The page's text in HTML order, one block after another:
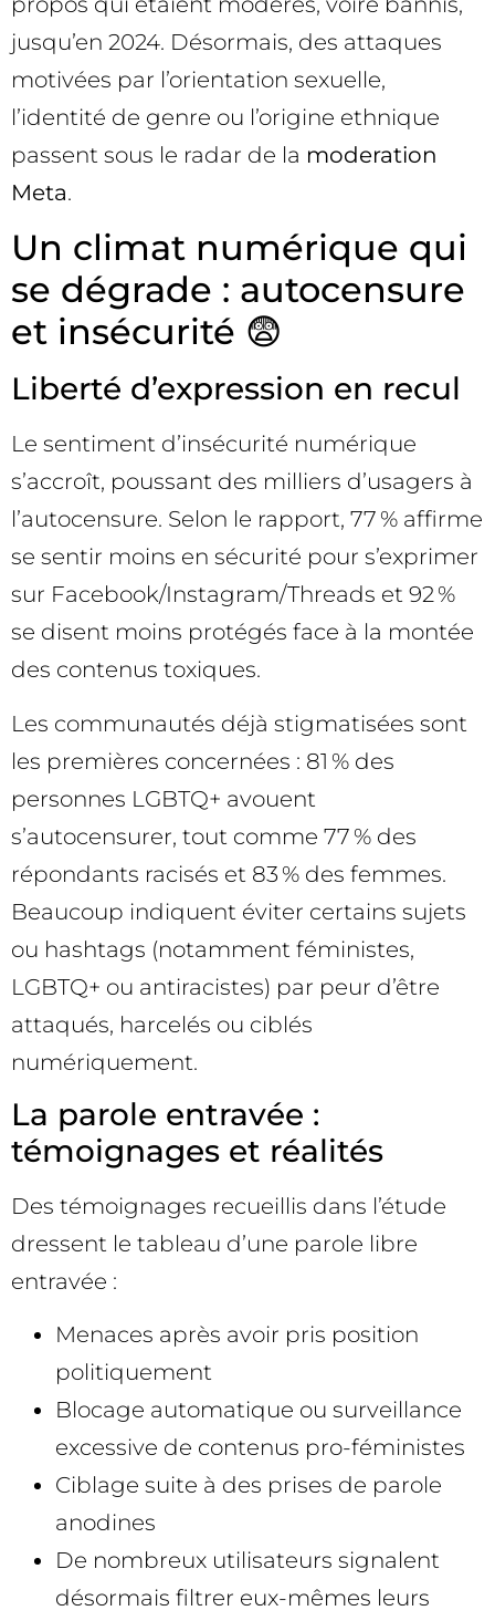
jusqu’en 2024. Désormais, des attaques
motivées par l’orientation sexuelle,
l’identité de genre ou l’origine ethnique
passent sous le radar de la moderation
Meta.
Un climat numérique qui
se dégrade : autocensure
et insécurité 😨
Liberté d’expression en recul
Le sentiment d’insécurité numérique
s’accroît, poussant des milliers d’usagers à
l’autocensure. Selon le rapport, 77 % affirme
se sentir moins en sécurité pour s’exprimer
sur Facebook/Instagram/Threads et 92 %
se disent moins protégés face à la montée
des contenus toxiques.
Les communautés déjà stigmatisées sont
les premières concernées : 81 % des
personnes LGBTQ+ avouent
s’autocensurer, tout comme 77 % des
répondants racisés et 83 % des femmes.
Beaucoup indiquent éviter certains sujets
ou hashtags (notamment féministes,
LGBTQ+ ou antiracistes) par peur d’être
attaqués, harcelés ou ciblés
numériquement.
La parole entravée :
témoignages et réalités
Des témoignages recueillis dans l’étude
dressent le tableau d’une parole libre
entravée :
Menaces après avoir pris position
politiquement
Blocage automatique ou surveillance
excessive de contenus pro-féministes
Ciblage suite à des prises de parole
anodines
De nombreux utilisateurs signalent
désormais filtrer eux-mêmes leurs